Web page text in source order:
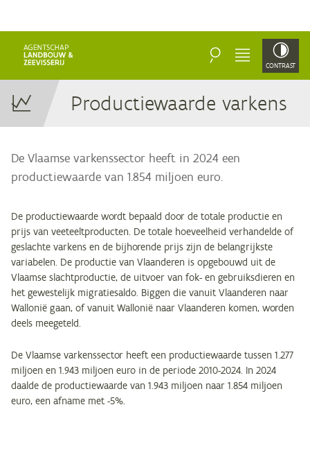
ZOEKEN MENU CONTRAST
Pro­duc­tie­waar­de varkens
De Vlaamse varkenssector heeft in 2024 een
productiewaarde van 1.854 miljoen euro.
De productiewaarde wordt bepaald door de totale productie en
prijs van veeteeltproducten. De totale hoeveelheid verhandelde of
geslachte varkens en de bijhorende prijs zijn de belangrijkste
variabelen. De productie van Vlaanderen is opgebouwd uit de
Vlaamse slachtproductie, de uitvoer van fok- en gebruiksdieren en
het gewestelijk migratiesaldo. Biggen die vanuit Vlaanderen naar
Wallonië gaan, of vanuit Wallonië naar Vlaanderen komen, worden
deels meegeteld.
De Vlaamse varkenssector heeft een productiewaarde tussen 1.277
miljoen en 1.943 miljoen euro in de periode 2010-2024. In 2024
daalde de productiewaarde van 1.943 miljoen naar 1.854 miljoen
euro, een afname met -5%.